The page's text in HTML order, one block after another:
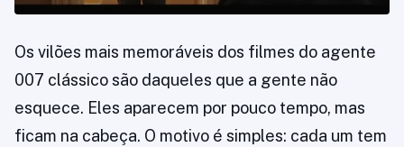
Os vilões mais memoráveis dos filmes do agente
007 clássico são daqueles que a gente não
esquece. Eles aparecem por pouco tempo, mas
ficam na cabeça. O motivo é simples: cada um tem